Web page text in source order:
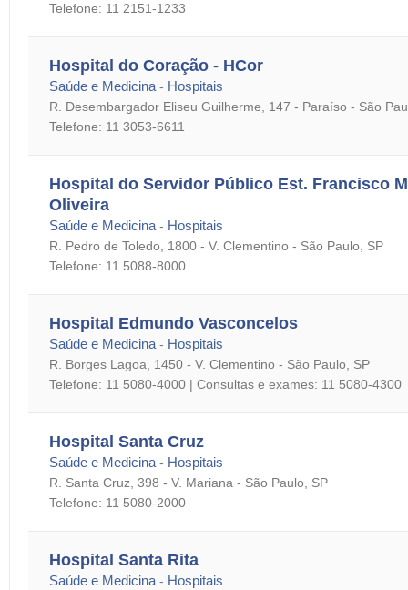
Telefone: 11 2151-1233
Hospital do Coração - HCor
Saúde e Medicina - Hospitais
R. Desembargador Eliseu Guilherme, 147 - Paraíso - São
Telefone: 11 3053-6611
Hospital do Servidor Público Est. Francisco
Oliveira
Saúde e Medicina - Hospitais
R. Pedro de Toledo, 1800 - V. Clementino - São Paulo, SP
Telefone: 11 5088-8000
Hospital Edmundo Vasconcelos
Saúde e Medicina - Hospitais
R. Borges Lagoa, 1450 - V. Clementino - São Paulo, SP
Telefone: 11 5080-4000 | Consultas e exames: 11 5080-4300
Hospital Santa Cruz
Saúde e Medicina - Hospitais
R. Santa Cruz, 398 - V. Mariana - São Paulo, SP
Telefone: 11 5080-2000
Hospital Santa Rita
Saúde e Medicina - Hospitais